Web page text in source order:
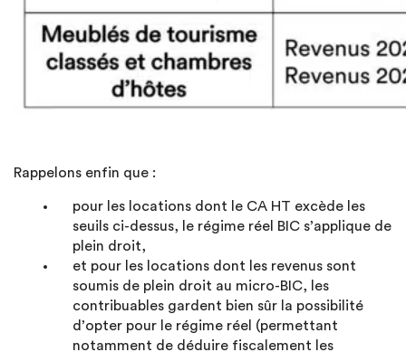
Rappelons enfin que :
pour les locations dont le CA HT excède les
seuils ci-dessus, le régime réel BIC s’applique de
plein droit,
et pour les locations dont les revenus sont
soumis de plein droit au micro-BIC, les
contribuables gardent bien sûr la possibilité
d’opter pour le régime réel (permettant
notamment de déduire fiscalement les